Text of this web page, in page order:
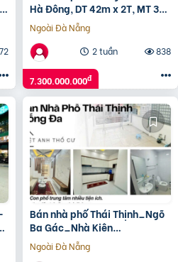
Hà Đông, DT 42m x 2T, MT 3m,
nhà phân lô vuông. Giá 7.3 tỷ
Ngoài Đà Nẵng
2 tuần
838
7.300.000.000đ
Bán nhà phố Thái Thịnh_Ngõ
Ba Gác_Nhà Kiên
Cố_40mx4T_Giá: 8.1 Tỷ, Lh:
0396935190.
Ngoài Đà Nẵng